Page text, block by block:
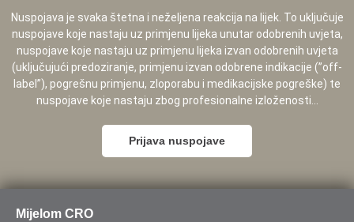
Nuspojava je svaka štetna i neželjena reakcija na lijek. To uključuje
nuspojave koje nastaju uz primjenu lijeka unutar odobrenih uvjeta,
nuspojave koje nastaju uz primjenu lijeka izvan odobrenih uvjeta
(uključujući predoziranje, primjenu izvan odobrene indikacije (”off-
label”), pogrešnu primjenu, zloporabu i medikacijske pogreške) te
nuspojave koje nastaju zbog profesionalne izloženosti...
Prijava nuspojave
Mijelom CRO